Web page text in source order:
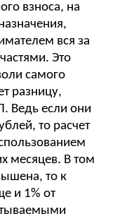
взноса, на
вся за
Это
самого
разницу,
Ведь если они
то расчет
месяцев. В том
то к
и 1% от